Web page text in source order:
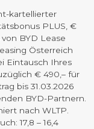
kartellierter
PLUS, €
BYD Lease
Österreich
Eintausch Ihres
€ 490,– für
bis 31.03.2026
BYD-Partnern.
nach WLTP.
17,8 – 16,4